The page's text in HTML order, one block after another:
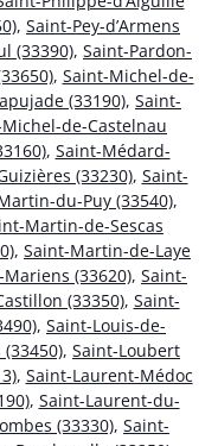
, Saint-Pey-d’Armens
(33390), Saint-Pardon-
, Saint-Michel-de-
(33190), Saint-
de-Castelnau
, Saint-Médard-
(33230), Saint-
du-Puy (33540),
Martin-de-Sescas
, Saint-Martin-de-Laye
(33620), Saint-
(33350), Saint-
, Saint-Louis-de-
, Saint-Loubert
, Saint-Laurent-Médoc
, Saint-Laurent-du-
(33330), Saint-